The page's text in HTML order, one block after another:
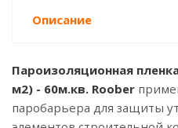
Описание
Пароизоляционная
м2) - 60м.кв. Roober
паробарьера для защиты